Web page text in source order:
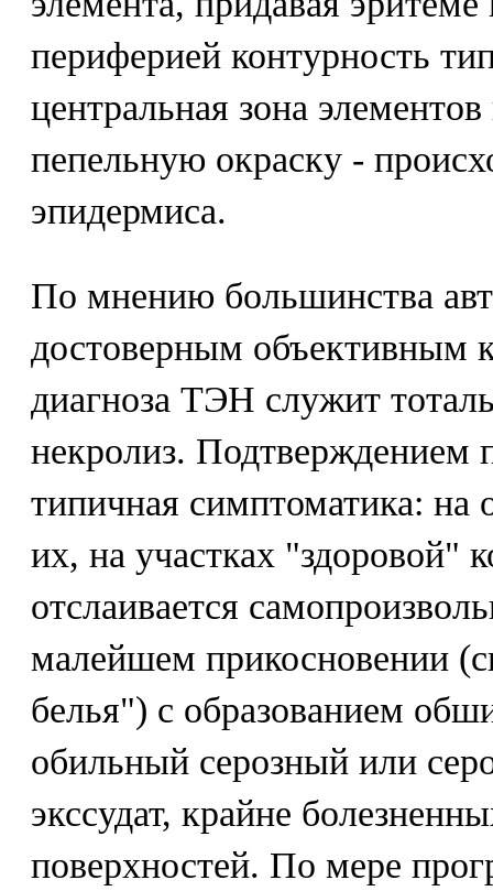
периферией контурность
центральная зона
пепельную окраску -
эпидермиса.
По мнению большинства
достоверным объективным
диагноза ТЭН служит
некролиз. Подтверждением
типичная симптоматика: на
их, на участках "здоровой"
отслаивается
малейшем прикосновении
белья") с образованием
обильный серозный или
экссудат, крайне
поверхностей. По мере